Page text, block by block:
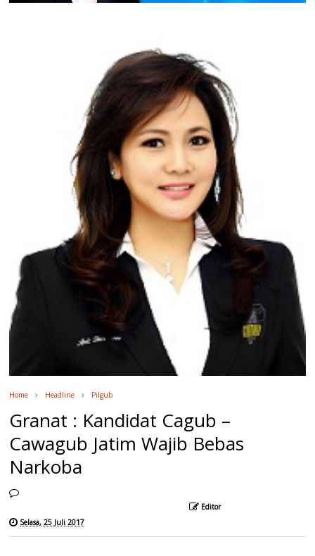
Home Headline Pilgub
Granat : Kandidat Cagub –
Cawagub Jatim Wajib Bebas
Narkoba
Editor
Selasa, 25 Juli 2017